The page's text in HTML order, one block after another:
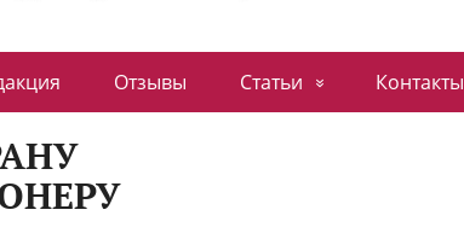
Отзывы Статьи Контакты